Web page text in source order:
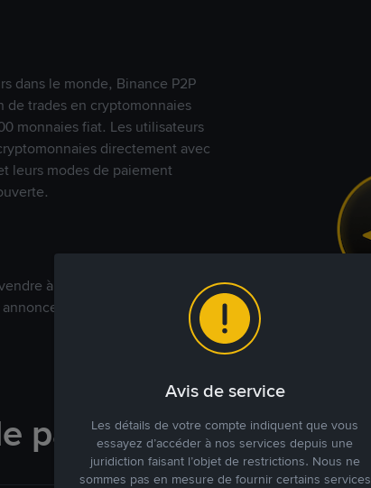
dans le monde, Binance P2P
trades en cryptomonnaies
monnaies fiat. Les utilisateurs
directement avec
leurs modes de paiement
à votre prix. Achetez ou
commerciales pour
paiement
Avis de service
Les détails de votre compte indiquent que vous
essayez d’accéder à nos services depuis une
juridiction faisant l’objet de restrictions. Nous ne
sommes pas en mesure de fournir certains services